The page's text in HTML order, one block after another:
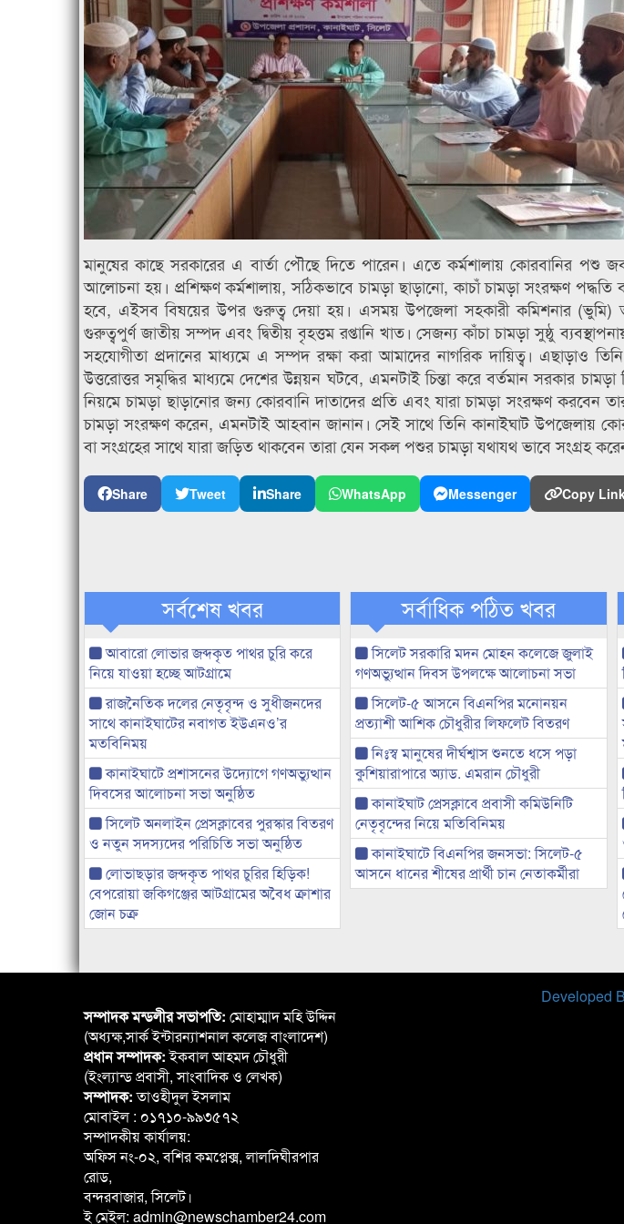
মানুষের কাছে সরকারের এ বার্তা পৌছে দিতে পারেন। এতে কর্মশালায় কোরবানির পশু
আলোচনা হয়। প্রশিক্ষণ কর্মশালায়, সঠিকভাবে চামড়া ছাড়ানো, কাচাঁ চামড়া সংরক্ষণ পদ্ধতি
হবে, এইসব বিষয়ের উপর গুরুত্ব দেয়া হয়। এসময় উপজেলা সহকারী কমিশনার (ভুমি)
গুরুত্বপুর্ণ জাতীয় সম্পদ এবং দ্বিতীয় বৃহত্তম রপ্তানি খাত। সেজন্য কাঁচা চামড়া সুষ্ঠু
সহযোগীতা প্রদানের মাধ্যমে এ সম্পদ রক্ষা করা আমাদের নাগরিক দায়িত্ব। এছাড়াও
উত্তরোত্তর সমৃদ্ধির মাধ্যমে দেশের উন্নয়ন ঘটবে, এমনটাই চিন্তা করে বর্তমান সরকার
নিয়মে চামড়া ছাড়ানোর জন্য কোরবানি দাতাদের প্রতি এবং যারা চামড়া সংরক্ষণ করবেন
চামড়া সংরক্ষণ করেন, এমনটাই আহবান জানান। সেই সাথে তিনি কানাইঘাট উপজেলায়
বা সংগ্রহের সাথে যারা জড়িত থাকবেন তারা যেন সকল পশুর চামড়া যথাযথ ভাবে সংগ্রহ
Share Tweet Share WhatsApp Messenger Copy
সর্বশেষ খবর
আবারো লোভার জব্দকৃত পাথর চুরি করে
নিয়ে যাওয়া হচ্ছে আটগ্রামে
রাজনৈতিক দলের নেতৃবৃন্দ ও সুধীজনদের
সাথে কানাইঘাটের নবাগত ইউএনও’র
মতবিনিময়
কানাইঘাটে প্রশাসনের উদ্যোগে গণঅভ্যুত্থান
দিবসের আলোচনা সভা অনুষ্ঠিত
সিলেট অনলাইন প্রেসক্লাবের পুরস্কার বিতরণ
ও নতুন সদস্যদের পরিচিতি সভা অনুষ্ঠিত
লোভাছড়ার জব্দকৃত পাথর চুরির হিড়িক!
বেপরোয়া জকিগঞ্জের আটগ্রামের অবৈধ ক্রাশার
জোন চক্র
সর্বাধিক পঠিত খবর
সিলেট সরকারি মদন মোহন কলেজে জুলাই
গণঅভ্যুত্থান দিবস উপলক্ষে আলোচনা সভা
সিলেট-৫ আসনে বিএনপির মনোনয়ন
প্রত্যাশী আশিক চৌধুরীর লিফলেট বিতরণ
নিঃস্ব মানুষের দীর্ঘশ্বাস শুনতে ধসে পড়া
কুশিয়ারাপারে অ্যাড. এমরান চৌধুরী
কানাইঘাট প্রেসক্লাবে প্রবাসী কমিউনিটি
নেতৃবৃন্দের নিয়ে মতিবিনিময়
কানাইঘাটে বিএনপির জনসভা: সিলেট-৫
আসনে ধানের শীষের প্রার্থী চান নেতাকর্মীরা
Developed
সম্পাদক মন্ডলীর সভাপতি: মোহাম্মাদ মহি উদ্দিন
(অধ্যক্ষ,সার্ক ইন্টারন্যাশনাল কলেজ বাংলাদেশ)
প্রধান সম্পাদক:ইকবাল আহমদ চৌধুরী
(ইংল্যান্ড প্রবাসী, সাংবাদিক ও লেখক)
সম্পাদক:তাওহীদুল ইসলাম
মোবাইল : ০১৭১০-৯৯৩৫৭২
সম্পাদকীয় কার্যালয়:
অফিস নং-০২, বশির কমপ্লেক্স, লালদিঘীরপার
রোড,
বন্দরবাজার, সিলেট।
ই মেইল: admin@newschamber24.com